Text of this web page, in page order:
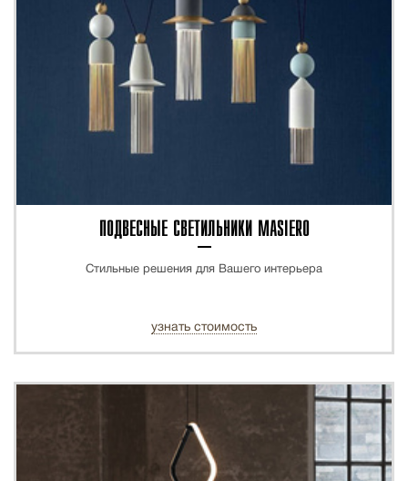
ПОДВЕСНЫЕ СВЕТИЛЬНИКИ MASIERO
Стильные решения для Вашего интерьера
узнать стоимость